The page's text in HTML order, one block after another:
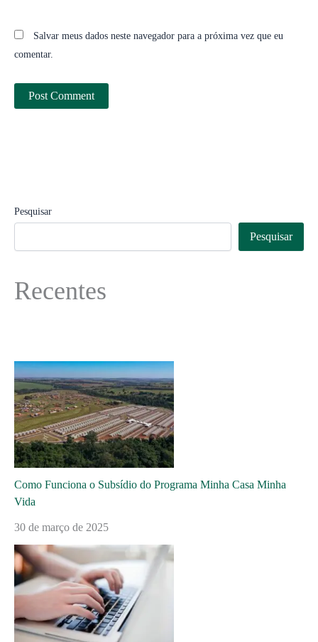
Salvar meus dados neste navegador para a próxima vez que eu
comentar.
Pesquisar
Pesquisar
Recentes
Como Funciona o Subsídio do Programa Minha Casa Minha
Vida
30 de março de 2025